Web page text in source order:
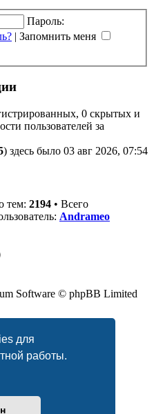
для
работы.
Пароль:
| Запомнить меня
0 скрытых и
пользователей за
) здесь было 03 авг 2026, 07:54
тем: 2194 • Всего
Andrameo
Software © phpBB Limited